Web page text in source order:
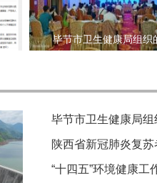
毕节市卫生健康局组织
毕节市卫生健康局
陕西省新冠肺炎复
“十四五”环境健康